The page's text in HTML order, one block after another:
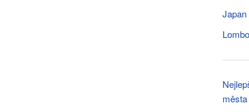
Japan
města